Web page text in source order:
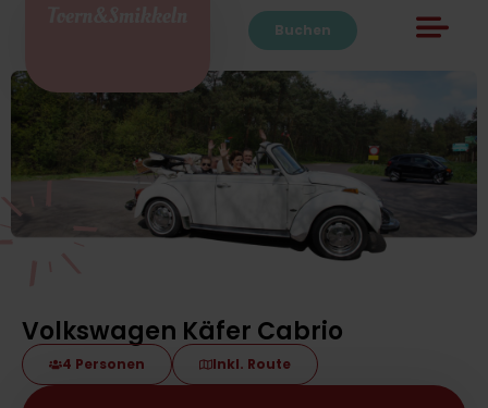
Buchen
Volkswagen Käfer Cabrio
4 Personen Inkl. Route